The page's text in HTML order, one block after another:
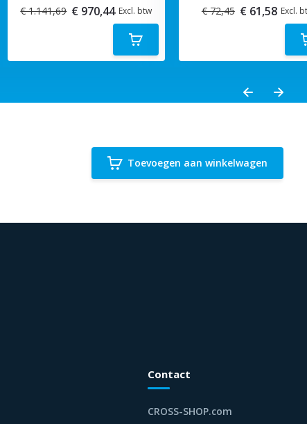
€ 1.141,69 € 970,44 Excl. btw
€ 72,45 € 61,58 Excl.
Toevoegen aan winkelwagen
Contact
CROSS-SHOP.com